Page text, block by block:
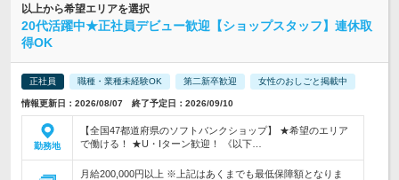
以上から希望エリアを選択
20代活躍中★正社員デビュー歓迎【ショップスタッフ】連休取
得OK
正社員 職種・業種未経験OK 第二新卒歓迎 女性のおしごと掲載中
情報更新日：2026/08/07 終了予定日：2026/09/10
勤務地
【全国47都道府県のソフトバンクショップ】 ★希望のエリア
で働ける！ ★U・Iターン歓迎！ 《以下…
月給200,000円以上 ※上記はあくまでも最低保障額となりま